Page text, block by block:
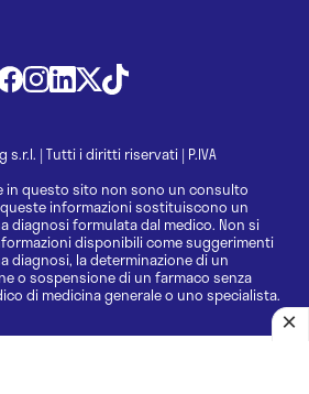
s.r.l. | Tutti i diritti riservati | P.IVA
in questo sito non sono un consulto
informazioni sostituiscono un
diagnosi formulata dal medico. Non si
disponibili come suggerimenti
diagnosi, la determinazione di un
o sospensione di un farmaco senza
di medicina generale o uno specialista.